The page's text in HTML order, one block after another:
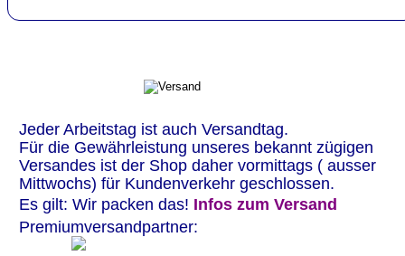
Jeder Arbeitstag ist auch Versandtag.
Für die Gewährleistung unseres bekannt zügigen
Versandes ist der Shop daher vormittags ( ausser
Mittwochs) für Kundenverkehr geschlossen.
Es gilt: Wir packen das! Infos zum Versand
Premiumversandpartner: